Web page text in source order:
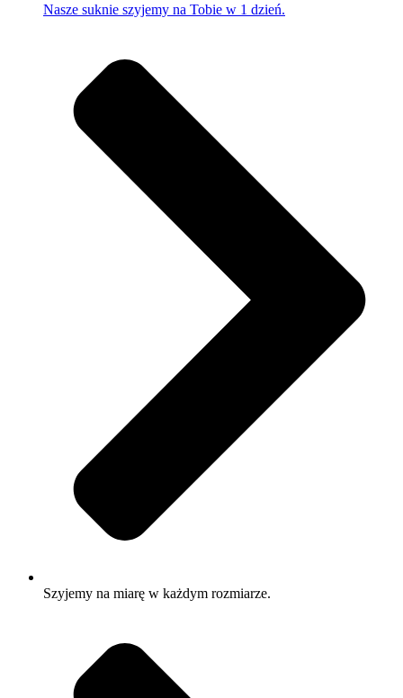
Nasze suknie szyjemy na Tobie w 1 dzień.
Szyjemy na miarę w każdym rozmiarze.